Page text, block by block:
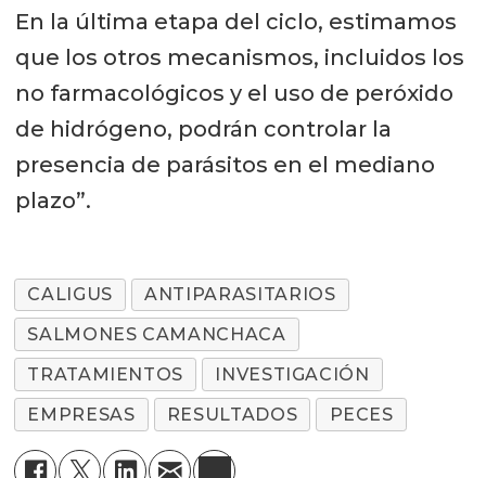
En la última etapa del ciclo, estimamos
que los otros mecanismos, incluidos los
no farmacológicos y el uso de peróxido
de hidrógeno, podrán controlar la
presencia de parásitos en el mediano
plazo”.
CALIGUS
ANTIPARASITARIOS
SALMONES CAMANCHACA
TRATAMIENTOS
INVESTIGACIÓN
EMPRESAS
RESULTADOS PECES